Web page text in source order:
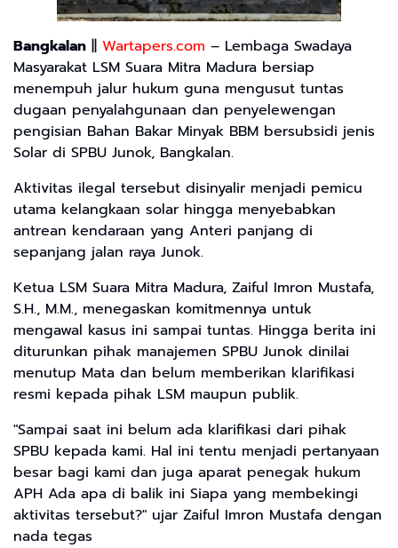
Bangkalan || Wartapers.com – Lembaga Swadaya
Masyarakat LSM Suara Mitra Madura bersiap
menempuh jalur hukum guna mengusut tuntas
dugaan penyalahgunaan dan penyelewengan
pengisian Bahan Bakar Minyak BBM bersubsidi jenis
Solar di SPBU Junok, Bangkalan.
Aktivitas ilegal tersebut disinyalir menjadi pemicu
utama kelangkaan solar hingga menyebabkan
antrean kendaraan yang Anteri panjang di
sepanjang jalan raya Junok.
Ketua LSM Suara Mitra Madura, Zaiful Imron Mustafa,
S.H., M.M., menegaskan komitmennya untuk
mengawal kasus ini sampai tuntas. Hingga berita ini
diturunkan pihak manajemen SPBU Junok dinilai
menutup Mata dan belum memberikan klarifikasi
resmi kepada pihak LSM maupun publik.
"Sampai saat ini belum ada klarifikasi dari pihak
SPBU kepada kami. Hal ini tentu menjadi pertanyaan
besar bagi kami dan juga aparat penegak hukum
APH Ada apa di balik ini Siapa yang membekingi
aktivitas tersebut?" ujar Zaiful Imron Mustafa dengan
nada tegas